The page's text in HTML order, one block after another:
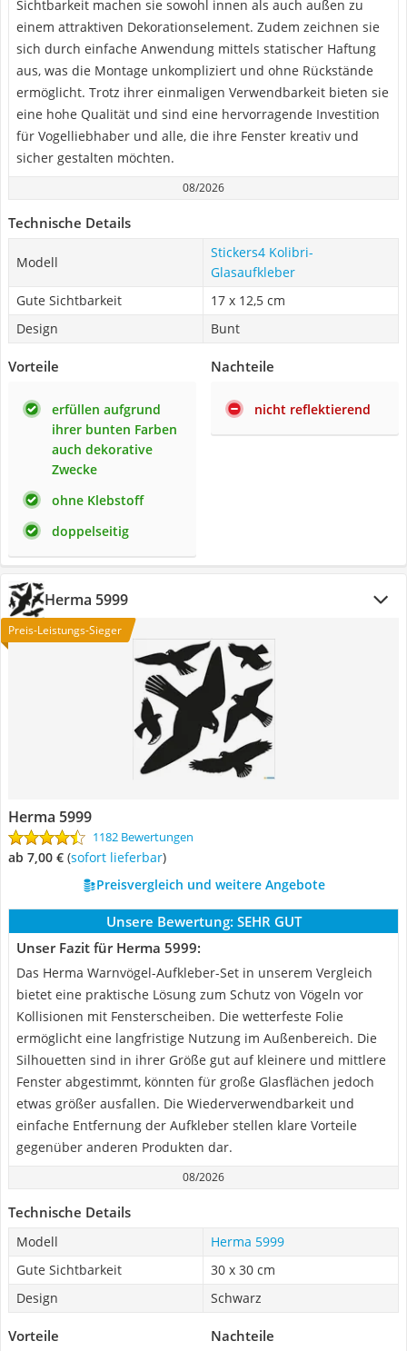
Sichtbarkeit machen sie sowohl innen als auch außen zu
einem attraktiven Dekorationselement. Zudem zeichnen sie
sich durch einfache Anwendung mittels statischer Haftung
aus, was die Montage unkompliziert und ohne Rückstände
ermöglicht. Trotz ihrer einmaligen Verwendbarkeit bieten sie
eine hohe Qualität und sind eine hervorragende Investition
für Vogelliebhaber und alle, die ihre Fenster kreativ und
sicher gestalten möchten.
08/2026
Technische Details
Modell
Stickers4 Kolibri-
Glasaufkleber
Gute Sichtbarkeit
17 x 12,5 cm
Design
Bunt
Vorteile
erfüllen aufgrund
ihrer bunten Farben
auch dekorative
Zwecke
ohne Klebstoff
doppelseitig
Nachteile
nicht reflektierend
Herma 5999
Preis-Leistungs-Sieger
Herma 5999
1182 Bewertungen
ab 7,00 € ( Sofort lieferbar)
Preisvergleich und weitere Angebote
Unsere Bewertung: SEHR GUT
Unser Fazit für Herma 5999:
Das Herma Warnvögel-Aufkleber-Set in unserem Vergleich
bietet eine praktische Lösung zum Schutz von Vögeln vor
Kollisionen mit Fensterscheiben. Die wetterfeste Folie
ermöglicht eine langfristige Nutzung im Außenbereich. Die
Silhouetten sind in ihrer Größe gut auf kleinere und mittlere
Fenster abgestimmt, könnten für große Glasflächen jedoch
etwas größer ausfallen. Die Wiederverwendbarkeit und
einfache Entfernung der Aufkleber stellen klare Vorteile
gegenüber anderen Produkten dar.
08/2026
Technische Details
Modell
Herma 5999
Gute Sichtbarkeit
30 x 30 cm
Design
Schwarz
Vorteile Nachteile